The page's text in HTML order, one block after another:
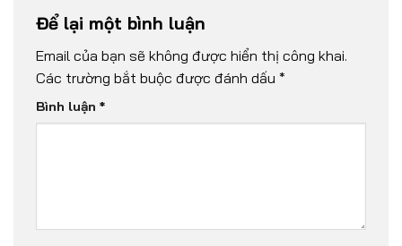
Để lại một bình luận
Email của bạn sẽ không được hiển thị công khai.
Các trường bắt buộc được đánh dấu *
Bình luận *